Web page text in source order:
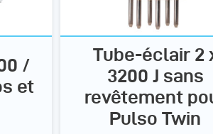
/
et
Tube-éclair 2
3200 J sans
revêtement
Pulso Twin